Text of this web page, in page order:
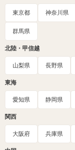
東京都 神奈川県
群馬県
北陸・甲信越
山梨県 長野県
東海
愛知県 静岡県
関西
大阪府 兵庫県